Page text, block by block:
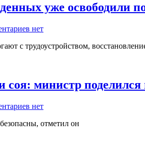
уже освободили
нет
с трудоустройством,
соя: министр
нет
отметил он